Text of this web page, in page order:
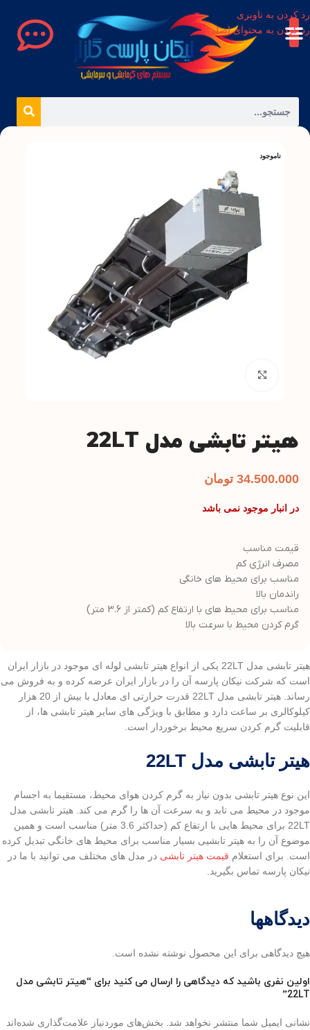
رد کردن به ناوبری
رد کردن به محتوای اصلی
ناموجود
هیتر تابشی مدل 22LT
34.500.000 تومان
در انبار موجود نمی باشد
قیمت مناسب
مصرف انرژی کم
مناسب برای محیط های خانگی
راندمان بالا
مناسب برای محیط های با ارتفاع کم (کمتر از 3.6 متر)
گرم کردن محیط با سرعت بالا
هیتر تابشی مدل 22LT یکی از انواع هیتر تابشی لوله ای موجود در بازار ایران
است که شرکت نیکان پارسه آن را در بازار ایران عرضه کرده و به فروش می
رساند. هیتر تابشی مدل 22LT قدرت حرارتی ای معادل با بیش از 20 هزار
کیلوکالری بر ساعت دارد و مطابق با ویژگی های سایر هیتر تابشی ها، از
قابلیت گرم کردن سریع محیط برخوردار است.
هیتر تابشی مدل 22LT
این نوع هیتر تابشی بدون نیاز به گرم کردن هوای محیط، مستقیما به اجسام
موجود در محیط می تابد و به سرعت آن ها را گرم می کند. هیتر تابشی مدل
22LT برای محیط هایی با ارتفاع کم (حداکثر 3.6 متر) مناسب است و همین
موضوع آن را به هیتر تابشیی بسیار مناسب برای محیط های خانگی تبدیل کرده
است. برای استعلام قیمت هیتر تابشی در مدل های مختلف می توانید با ما در
نیکان پارسه تماس بگیرید.
دیدگاهها
هیچ دیدگاهی برای این محصول نوشته نشده است.
اولین نفری باشید که دیدگاهی را ارسال می کنید برای “هیتر تابشی مدل
22LT”
نشانی ایمیل شما منتشر نخواهد شد. بخش‌های موردنیاز علامت‌گذاری شده‌اند